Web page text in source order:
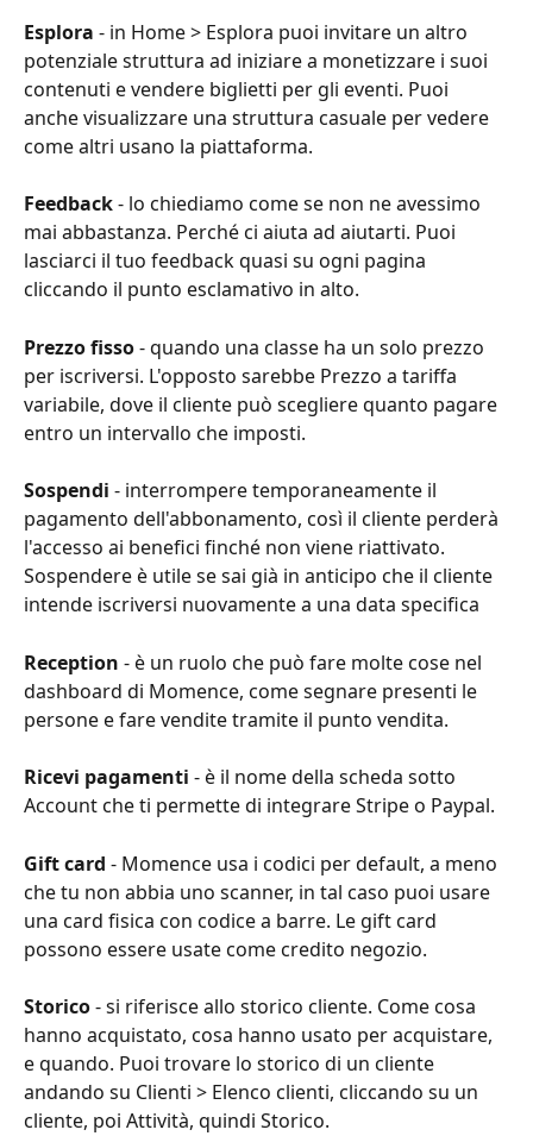
Esplora - in Home > Esplora puoi invitare un altro
potenziale struttura ad iniziare a monetizzare i suoi
contenuti e vendere biglietti per gli eventi. Puoi
anche visualizzare una struttura casuale per vedere
come altri usano la piattaforma.
Feedback - lo chiediamo come se non ne avessimo
mai abbastanza. Perché ci aiuta ad aiutarti. Puoi
lasciarci il tuo feedback quasi su ogni pagina
cliccando il punto esclamativo in alto.
Prezzo fisso - quando una classe ha un solo prezzo
per iscriversi. L'opposto sarebbe Prezzo a tariffa
variabile, dove il cliente può scegliere quanto pagare
entro un intervallo che imposti.
Sospendi - interrompere temporaneamente il
pagamento dell'abbonamento, così il cliente perderà
l'accesso ai benefici finché non viene riattivato.
Sospendere è utile se sai già in anticipo che il cliente
intende iscriversi nuovamente a una data specifica
Reception - è un ruolo che può fare molte cose nel
dashboard di Momence, come segnare presenti le
persone e fare vendite tramite il punto vendita.
Ricevi pagamenti - è il nome della scheda sotto
Account che ti permette di integrare Stripe o Paypal.
Gift card - Momence usa i codici per default, a meno
che tu non abbia uno scanner, in tal caso puoi usare
una card fisica con codice a barre. Le gift card
possono essere usate come credito negozio.
Storico - si riferisce allo storico cliente. Come cosa
hanno acquistato, cosa hanno usato per acquistare,
e quando. Puoi trovare lo storico di un cliente
andando su Clienti > Elenco clienti, cliccando su un
cliente, poi Attività, quindi Storico.